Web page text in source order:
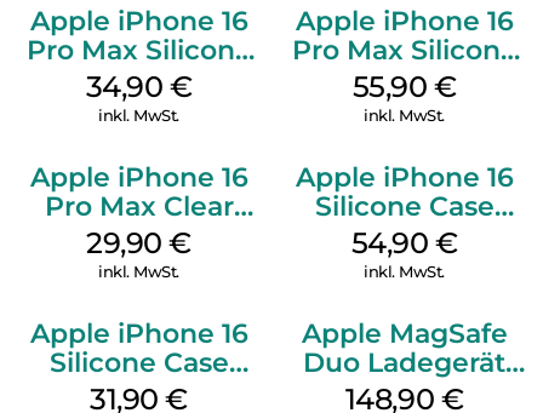
Apple iPhone 16
Pro Max Silicone
Case MagSafe
Denim
34,90 €
inkl. MwSt.
Apple iPhone 16
Pro Max Silicone
Case MagSafe
Stone Gray
55,90 €
inkl. MwSt.
Apple iPhone 16
Pro Max Clear
Case MagSafe
Transparent
29,90€
inkl. MwSt.
Apple iPhone 16
Silicone Case
MagSafe Black
54,90 €
inkl. MwSt.
Apple iPhone 16
Silicone Case
MagSafe Fuchsia
31,90€
Apple MagSafe
Duo Ladegerät
Weiß
148,90 €